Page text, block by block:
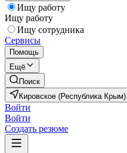
Ищу работу
Ищу работу
Ищу сотрудника
Сервисы
Помощь
Ещё
Поиск
Кировское (Республика Крым)
Войти
Войти
Создать резюме